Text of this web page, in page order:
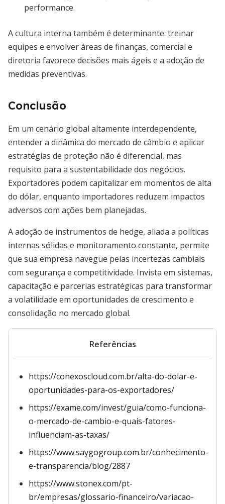
performance.
A cultura interna também é determinante: treinar
equipes e envolver áreas de finanças, comercial e
diretoria favorece decisões mais ágeis e a adoção de
medidas preventivas.
Conclusão
Em um cenário global altamente interdependente,
entender a dinâmica do mercado de câmbio e aplicar
estratégias de proteção não é diferencial, mas
requisito para a sustentabilidade dos negócios.
Exportadores podem capitalizar em momentos de alta
do dólar, enquanto importadores reduzem impactos
adversos com ações bem planejadas.
A adoção de instrumentos de hedge, aliada a políticas
internas sólidas e monitoramento constante, permite
que sua empresa navegue pelas incertezas cambiais
com segurança e competitividade. Invista em sistemas,
capacitação e parcerias estratégicas para transformar
a volatilidade em oportunidades de crescimento e
consolidação no mercado global.
Referências
https://conexoscloud.com.br/alta-do-dolar-e-
oportunidades-para-os-exportadores/
https://exame.com/invest/guia/como-funciona-
o-mercado-de-cambio-e-quais-fatores-
influenciam-as-taxas/
https://www.saygogroup.com.br/conhecimento-
e-transparencia/blog/2887
https://www.stonex.com/pt-
br/empresas/glossario-financeiro/variacao-